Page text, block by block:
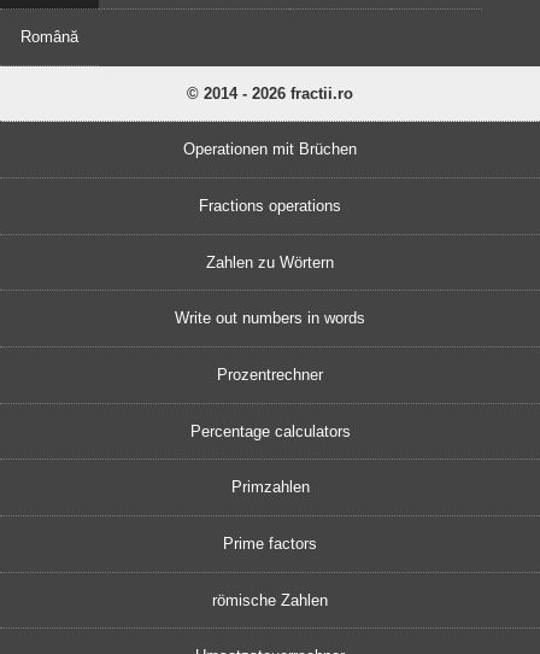
Română
© 2014 - 2026 fractii.ro
Operationen mit Brüchen
Fractions operations
Zahlen zu Wörtern
Write out numbers in words
Prozentrechner
Percentage calculators
Primzahlen
Prime factors
römische Zahlen